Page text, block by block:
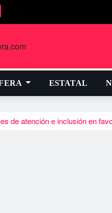
ESTATAL
de atención e inclusión en